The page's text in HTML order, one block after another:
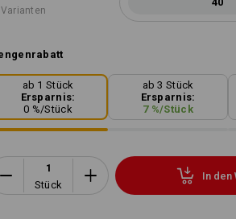
ab 1 Stück
Ersparnis:
0 %/Stück
ab 3 Stück
Ersparnis:
7%/Stück
Stück
In den